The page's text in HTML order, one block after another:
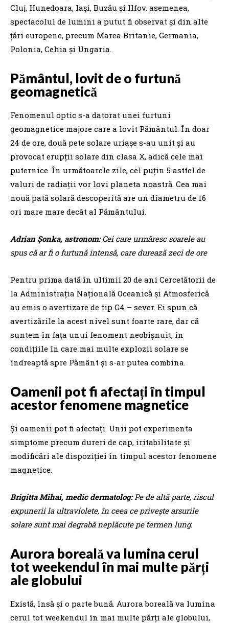
Cluj, Hunedoara, Iaşi, Buzău şi Ilfov. asemenea,
spectacolul de lumini a putut fi observat şi din alte
ţări europene, precum Marea Britanie, Germania,
Polonia, Cehia şi Ungaria.
Pământul, lovit de o furtună
geomagnetică
Fenomenul optic s-a datorat unei furtuni
geomagnetice majore care a lovit Pământul. În doar
24 de ore, două pete solare uriaşe s-au unit şi au
provocat erupţii solare din clasa X, adică cele mai
puternice. În următoarele zile, cel puţin 5 astfel de
valuri de radiaţii vor lovi planeta noastră. Cea mai
nouă pată solară descoperită are un diametru de 16
ori mare mare decât al Pământului.
Adrian Şonka, astronom: Cei care urmăresc soarele au
spus că ar fi o furtună intensă, care durează zeci de ore
Pentru prima dată în ultimii 20 de ani Cercetătorii de
la Administraţia Naţională Oceanică şi Atmosferică
au emis o avertizare de tip G4 – sever. Ei spun că
avertizările la acest nivel sunt foarte rare, dar că
suntem în faţa unui fenoment neobişnuit, în
condițiile în care mai multe explozii solare se
îndreaptă spre Pământ și s-ar putea combina.
Oamenii pot fi afectați în timpul
acestor fenomene magnetice
Şi oamenii pot fi afectaţi. Unii pot experimenta
simptome precum dureri de cap, iritabilitate și
modificări ale dispoziției în timpul acestor fenomene
magnetice.
Brigitta Mihai, medic dermatolog:Pe de altă parte, riscul
expunerii la ultraviolete, în ceea ce privește arsurile
solare sunt mai degrabă neplăcute pe termen lung.
Aurora boreală va lumina cerul
tot weekendul în mai multe părți
ale globului
Există, însă şi o parte bună. Aurora boreală va lumina
cerul tot weekendul în mai multe părţi ale globului,